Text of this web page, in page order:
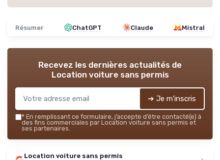
Résumer ChatGPT Claude Mistral
Recevez les dernières actualités de
Location voiture sans permis
➔ Je m'inscris
* En remplissant ce formulaire, j’accepte d’être contacté(e) à
des fins commerciales par Location voiture sans permis et
ses partenaires.
Location voiture sans permis